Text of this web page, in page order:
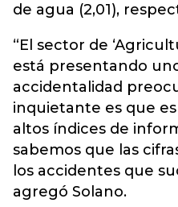
de agua (2,01),
“El sector de
está presentando
accidentalidad
inquietante es que
altos índices de
sabemos que las
los accidentes que
agregó Solano.